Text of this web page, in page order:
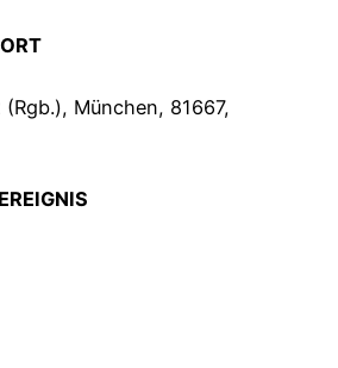
München, 81667,